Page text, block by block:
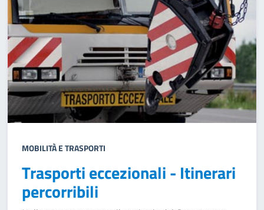
MOBILITÀ E TRASPORTI
Trasporti eccezionali - Itinerari
percorribili